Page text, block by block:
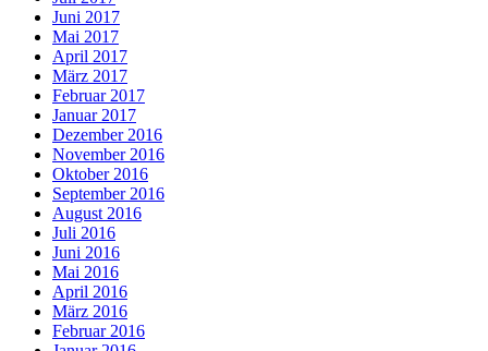
Juni 2017
Mai 2017
April 2017
März 2017
Februar 2017
Januar 2017
Dezember 2016
November 2016
Oktober 2016
September 2016
August 2016
Juli 2016
Juni 2016
Mai 2016
April 2016
März 2016
Februar 2016